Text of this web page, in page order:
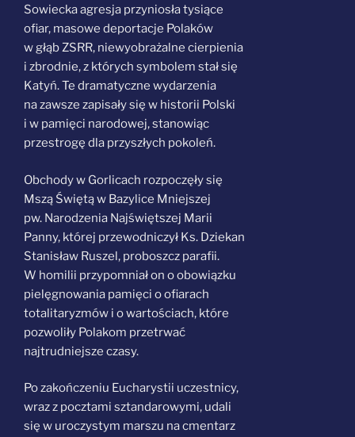
Sowiecka agresja przyniosła tysiące
ofiar, masowe deportacje Polaków
w głąb ZSRR, niewyobrażalne cierpienia
i zbrodnie, z których symbolem stał się
Katyń. Te dramatyczne wydarzenia
na zawsze zapisały się w historii Polski
i w pamięci narodowej, stanowiąc
przestrogę dla przyszłych pokoleń.
Obchody w Gorlicach rozpoczęły się
Mszą Świętą w Bazylice Mniejszej
pw. Narodzenia Najświętszej Marii
Panny, której przewodniczył Ks. Dziekan
Stanisław Ruszel, proboszcz parafii.
W homilii przypomniał on o obowiązku
pielęgnowania pamięci o ofiarach
totalitaryzmów i o wartościach, które
pozwoliły Polakom przetrwać
najtrudniejsze czasy.
Po zakończeniu Eucharystii uczestnicy,
wraz z pocztami sztandarowymi, udali
się w uroczystym marszu na cmentarz